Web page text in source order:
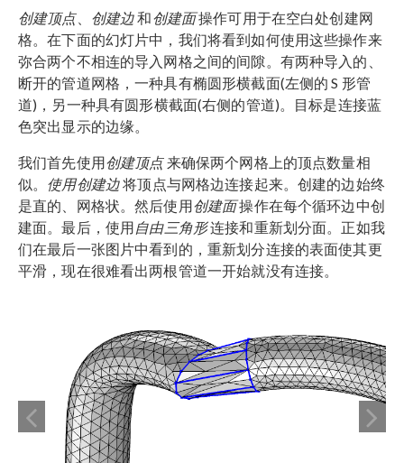
创建顶点、 创建边和创建面操作可用于在空白处创建网
格。在下面的幻灯片中，我们将看到如何使用这些操作来
弥合两个不相连的导入网格之间的间隙。有两种导入的、
断开的管道网格，一种具有椭圆形横截面(左侧的 S 形管
道)，另一种具有圆形横截面(右侧的管道)。目标是连接蓝
色突出显示的边缘。
我们首先使用创建顶点来确保两个网格上的顶点数量相
似。 使用创建边将顶点与网格边连接起来。创建的边始终
是直的、网格状。然后使用创建面操作在每个循环边中创
建面。最后，使用自由三角形连接和重新划分面。正如我
们在最后一张图片中看到的，重新划分连接的表面使其更
平滑，现在很难看出两根管道一开始就没有连接。